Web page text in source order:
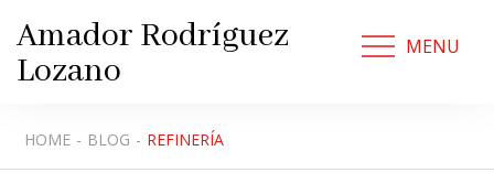
content
Amador Rodríguez
Lozano
MENU
HOME BLOG REFINERÍA